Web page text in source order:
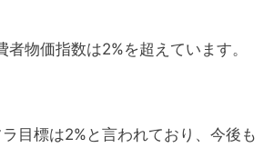
物価指数は2%を超えています。
目標は2%と言われており、今後も